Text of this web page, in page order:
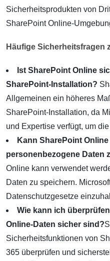
Sicherheitsprodukten von
SharePoint Online-
Häufige Sicherheitsfragen
Ist SharePoint Online
SharePoint-Installation?
Allgemeinen ein höheres
SharePoint-Installation, da
und Expertise verfügt, um
Kann SharePoint
personenbezogene Daten
Online kann verwendet
Daten zu speichern.
Datenschutzgesetze
Wie kann ich
Online-Daten sicher sind?
Sicherheitsfunktionen von
365 überprüfen und